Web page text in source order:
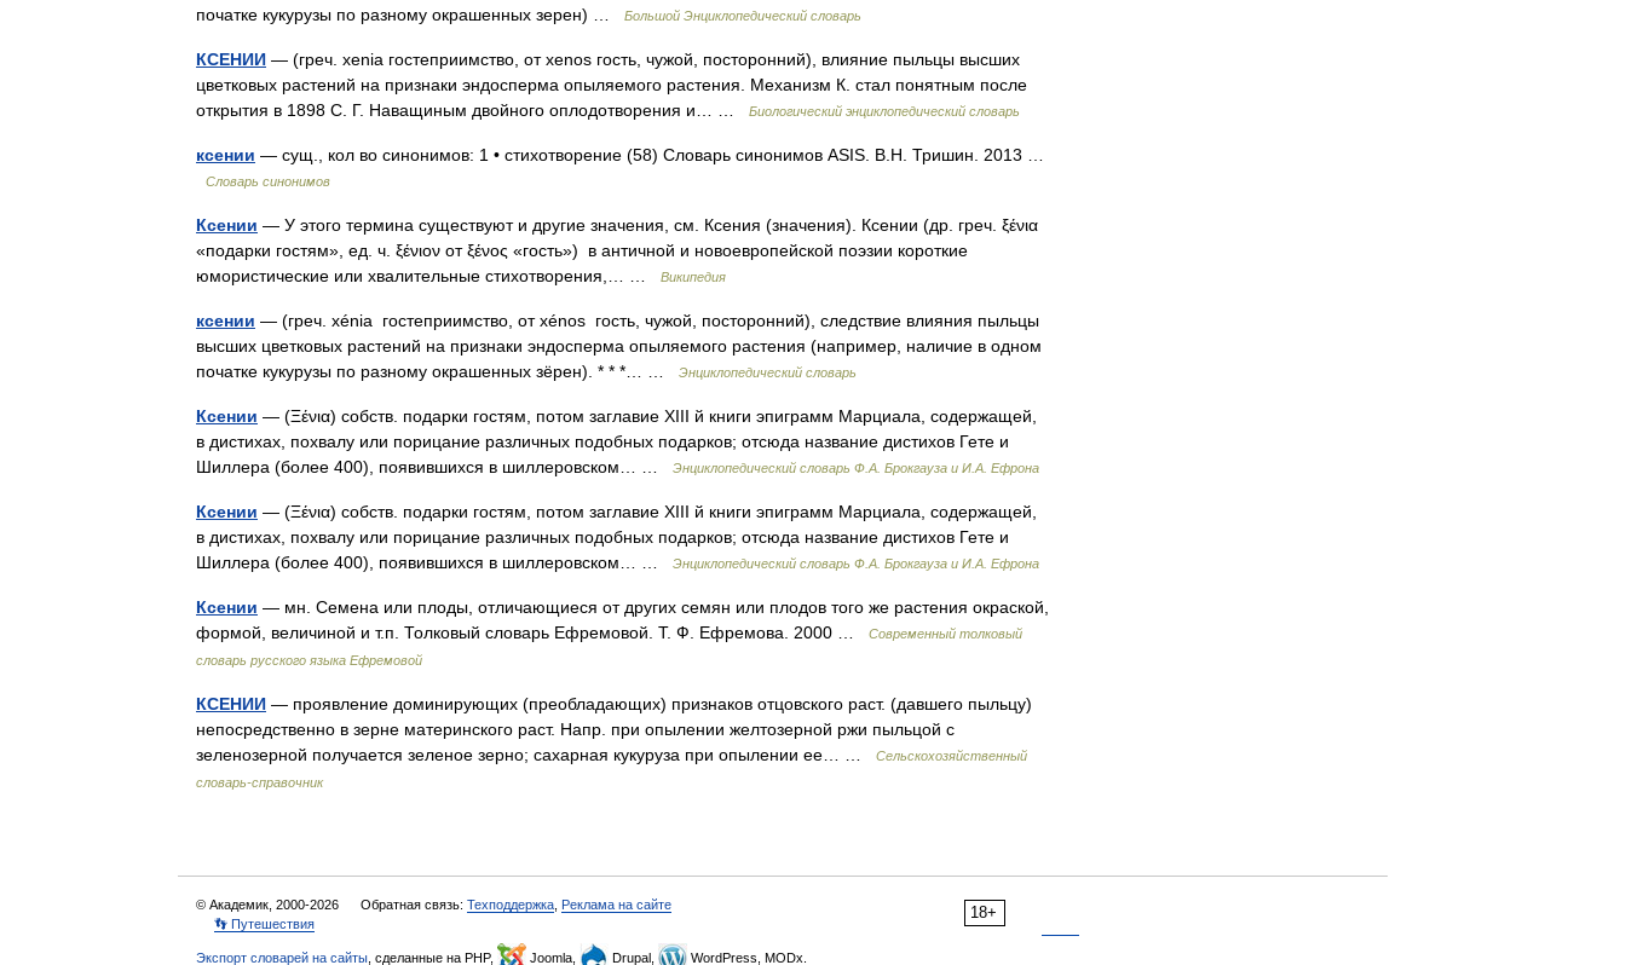
початке кукурузы по разному окрашенных зерен) …
Большой Энциклопедический словарь
КСЕНИИ — (греч. xenia гостеприимство, от xenos гость, чужой, посторонний), влияние пыльцы высших
цветковых растений на признаки эндосперма опыляемого растения. Механизм К. стал понятным после
открытия в 1898 С. Г. Наващиным двойного оплодотворения и… …
Биологический энциклопедический словарь
ксении — сущ., кол во синонимов: 1 • стихотворение (58) Словарь синонимов ASIS. В.Н. Тришин. 2013 …
Словарь синонимов
Ксении — У этого термина существуют и другие значения, см. Ксения (значения). Ксении (др. греч. ξένια
«подарки гостям», ед. ч. ξένιον от ξένος «гость») в античной и новоевропейской поэзии короткие
юмористические или хвалительные стихотворения,… …
Википедия
ксении — (греч. xénia гостеприимство, от xénos гость, чужой, посторонний), следствие влияния пыльцы
высших цветковых растений на признаки эндосперма опыляемого растения (например, наличие в одном
початке кукурузы по разному окрашенных зёрен). * * *… …
Энциклопедический словарь
Ксении — (Ξένια) собств. подарки гостям, потом заглавие ХIII й книги эпиграмм Марциала, содержащей,
в дистихах, похвалу или порицание различных подобных подарков; отсюда название дистихов Гете и
Шиллера (более 400), появившихся в шиллеровском… …
Энциклопедический словарь Ф.А. Брокгауза и И.А. Ефрона
Ксении — (Ξένια) собств. подарки гостям, потом заглавие ХIII й книги эпиграмм Марциала, содержащей,
в дистихах, похвалу или порицание различных подобных подарков; отсюда название дистихов Гете и
Шиллера (более 400), появившихся в шиллеровском… …
Энциклопедический словарь Ф.А. Брокгауза и И.А. Ефрона
Ксении — мн. Семена или плоды, отличающиеся от других семян или плодов того же растения окраской,
формой, величиной и т.п. Толковый словарь Ефремовой. Т. Ф. Ефремова. 2000 …
Современный толковый
словарь русского языка Ефремовой
КСЕНИИ — проявление доминирующих (преобладающих) признаков отцовского раст. (давшего пыльцу)
непосредственно в зерне материнского раст. Напр. при опылении желтозерной ржи пыльцой с
зеленозерной получается зеленое зерно; сахарная кукуруза при опылении ее… …
Сельскохозяйственный
словарь-справочник
18+
© Академик, 2000-2026 Обратная связь: Техподдержка Реклама на сайте
👣 Путешествия
Экспорт словарей на сайты , сделанные на PHP, Joomla, Drupal, WordPress, MODx.